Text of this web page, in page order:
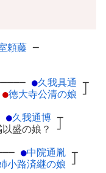
頼藤 ─
──── ●久我具通 ┬
●徳大寺公清の娘 ┘
●久我通博 ┬
以盛の娘？ ┘
●中院通胤 ┬
小路済継の娘 ┘